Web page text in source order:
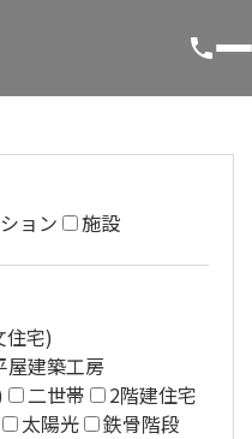
ョン 施設
住宅)
屋建築工房
二世帯
2階建住宅
太陽光 鉄骨階段